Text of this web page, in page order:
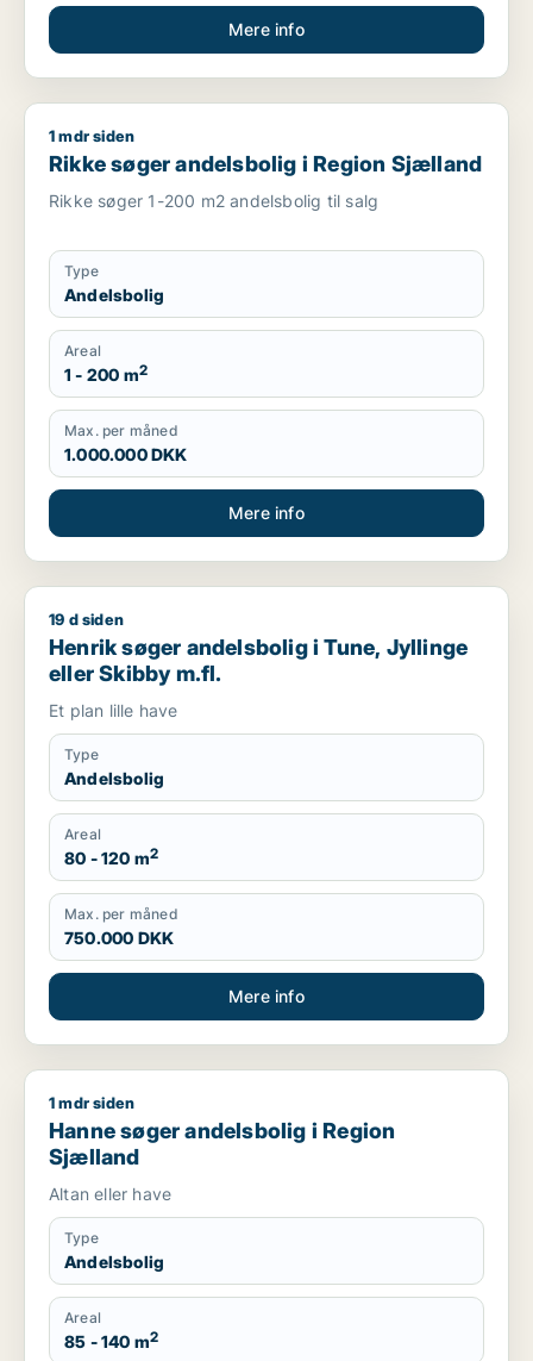
Mere info
Rikke søger andelsbolig i Region Sjælland
1 mdr siden
Rikke søger andelsbolig i Region Sjælland
Rikke søger 1-200 m2 andelsbolig til salg
Type
Andelsbolig
Areal
1 - 200 m2
Max. per måned
1.000.000 DKK
Mere info
Henrik søger andelsbolig i Tune, Jyllinge eller Skibby m.fl.
19 d siden
Henrik søger andelsbolig i Tune, Jyllinge
eller Skibby m.fl.
Et plan lille have
Type
Andelsbolig
Areal
80 - 120 m2
Max. per måned
750.000 DKK
Mere info
Hanne søger andelsbolig i Region Sjælland
1 mdr siden
Hanne søger andelsbolig i Region
Sjælland
Altan eller have
Type
Andelsbolig
Areal
85 - 140 m2